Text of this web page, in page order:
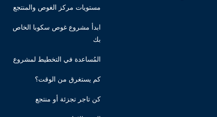
مستويات مركز الغوص والمنتجع
ابدأ مشروع غوص سكوبا الخاص
بك
المُساعدة في التخطيط لمشروع
كم يستغرق من الوقت؟
كن تاجر تجزئة أو منتجع